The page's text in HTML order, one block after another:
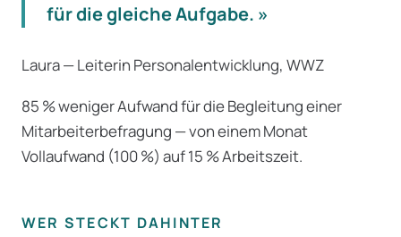
für die gleiche Aufgabe. »
Laura — Leiterin Personalentwicklung, WWZ
85 % weniger Aufwand für die Begleitung einer
Mitarbeiterbefragung — von einem Monat
Vollaufwand (100 %) auf 15 % Arbeitszeit.
WER STECKT DAHINTER